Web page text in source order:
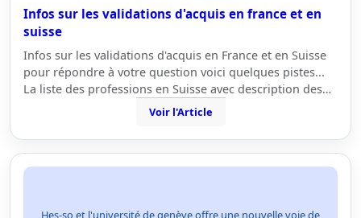
Infos sur les validations d'acquis en france et en
suisse
Infos sur les validations d'acquis en France et en Suisse
pour répondre à votre question voici quelques pistes...
La liste des professions en Suisse avec description des…
Voir l'Article
Hes-so et l'université de genève offre une nouvelle voie de